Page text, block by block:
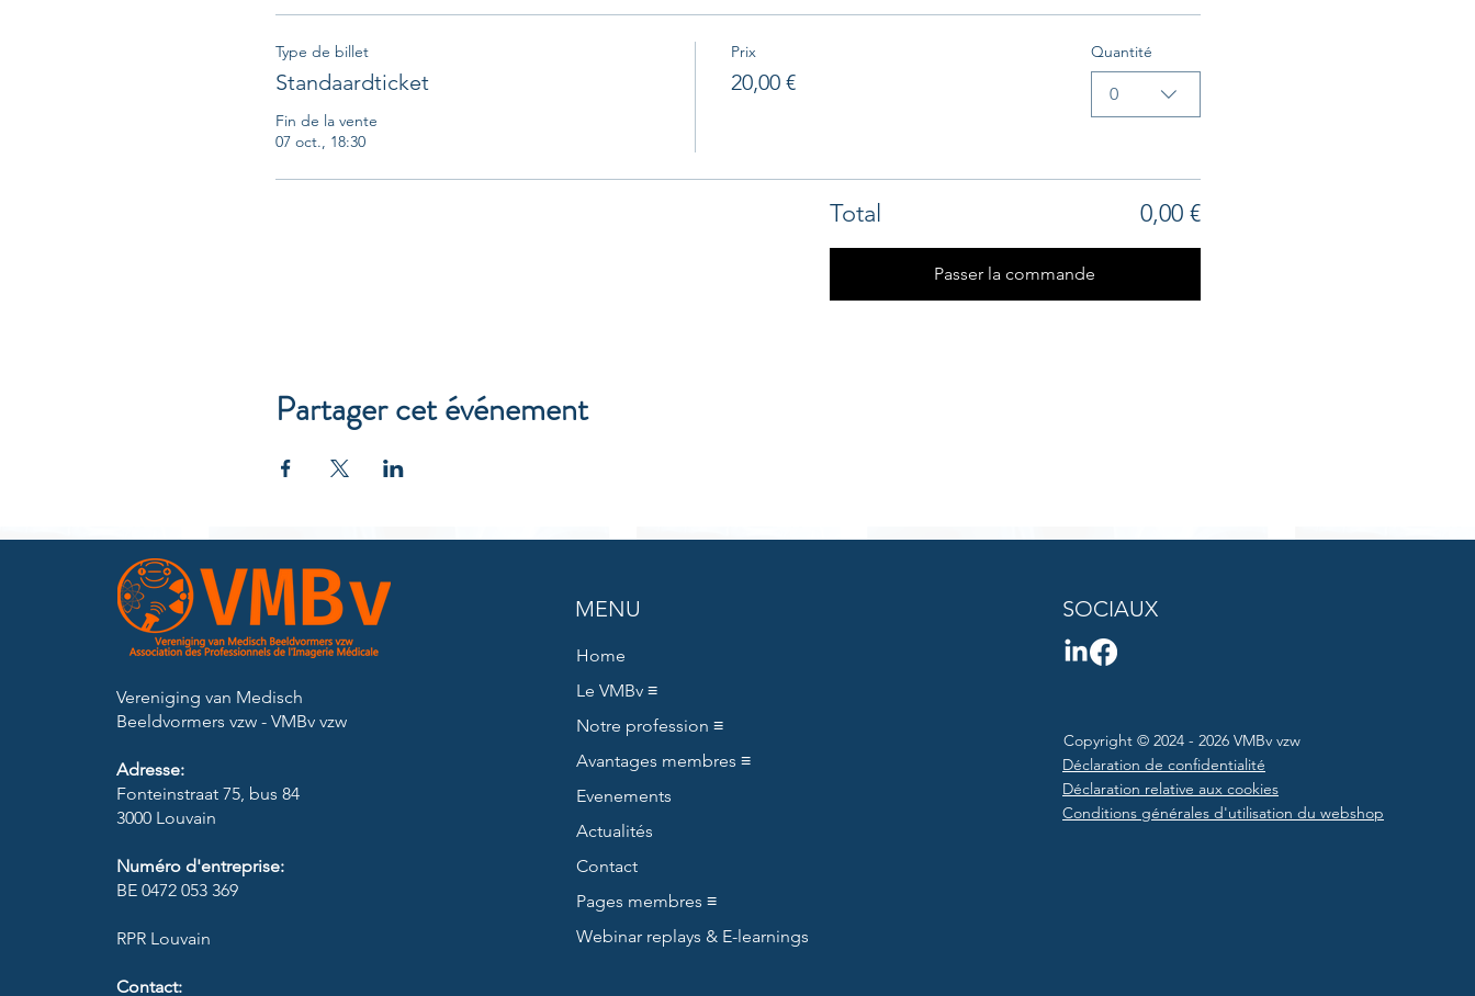
Type de billet
Standaardticket
Fin de la vente
07 oct., 18:30
Prix
20,00 €
Quantité
0
Total 0,00 €
Passer la commande
Partager cet événement
Vereniging van Medisch
Beeldvormers vzw - VMBv vzw​
Adresse:
Fonteinstraat 75, bus 84
3000 Louvain
Numéro d'entreprise:
BE 0472 053 369
RPR Louvain
Contact:
MENU
Home
Le VMBv ≡
Notre profession ≡
Avantages membres ≡
Evenements
Actualités
Contact
Pages membres ≡
Webinar replays & E-learnings
SOCIAUX
Copyright © 2024 - 2026 VMBv vzw
Déclaration de confidentialité
Déclaration relative aux cookies
Conditions générales d'utilisation du webshop